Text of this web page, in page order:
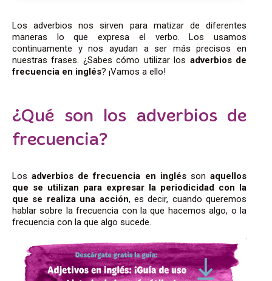
Los adverbios nos sirven para matizar de diferentes
maneras lo que expresa el verbo.
Los usamos
continuamente y nos ayudan a ser más precisos en
nuestras frases. ¿Sabes cómo utilizar los adverbios de
frecuencia en inglés? ¡Vamos a ello!
¿Qué son los adverbios de
frecuencia?
Losadverbios de frecuencia en ingléssonaquellos
que se utilizan para expresar la periodicidad con la
que se realiza una acción, es decir, cuando queremos
hablar sobre la frecuencia con la que hacemos algo, o la
frecuencia con la que algo sucede.